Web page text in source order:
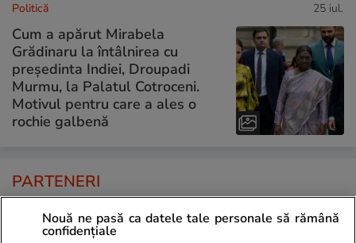
Politică 25 iul.
Cum a apărut Mirabela
Grădinaru la întâlnirea cu
președinta Indiei, Droupadi
Murmu, la Palatul Cotroceni.
Motivul pentru care a ales o
rochie galbenă
PARTENERI
Nouă ne pasă ca datele tale personale să rămână
confidențiale